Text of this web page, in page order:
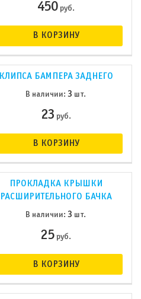
450руб.
В КОРЗИНУ
КЛИПСА БАМПЕРА ЗАДНЕГО
В наличии:3 шт.
23 руб.
В КОРЗИНУ
ПРОКЛАДКА КРЫШКИ
РАСШИРИТЕЛЬНОГО БАЧКА
В наличии:3 шт.
25 руб.
В КОРЗИНУ